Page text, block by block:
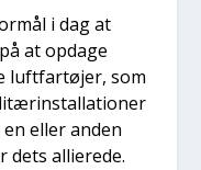
i dag at
at opda­ge
luft­far­tø­jer, som
eller anden
dets alli­e­re­de.